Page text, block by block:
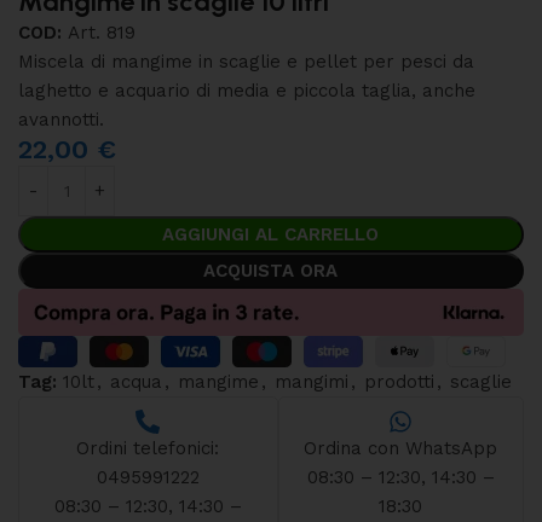
COD: Art. 819
Miscela di mangime in scaglie e pellet per pesci da
laghetto e acquario di media e piccola taglia, anche
avannotti.
22,00 €
AGGIUNGI AL CARRELLO
ACQUISTA ORA
Tag: 10lt, acqua , mangime , mangimi , prodotti , scaglie
Ordini telefonici:
0495991222
08:30 – 12:30, 14:30 –
Ordina con WhatsApp
08:30 – 12:30, 14:30 –
18:30